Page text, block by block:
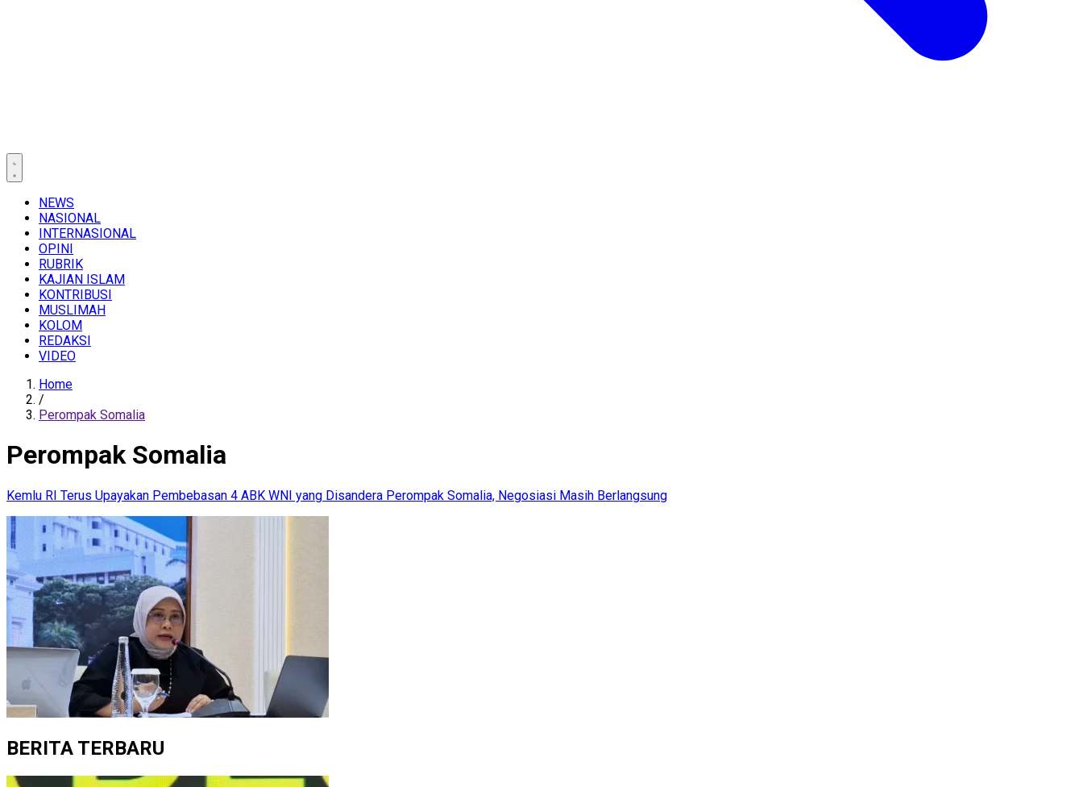
NEWS
NASIONAL
INTERNASIONAL
OPINI
RUBRIK
KAJIAN ISLAM
KONTRIBUSI
MUSLIMAH
KOLOM
REDAKSI
VIDEO
Home
/
Perompak Somalia
Perompak Somalia
Kemlu RI Terus Upayakan Pembebasan 4 ABK WNI yang Disandera Perompak Somalia, Negosiasi Masih Berlangsung
BERITA TERBARU